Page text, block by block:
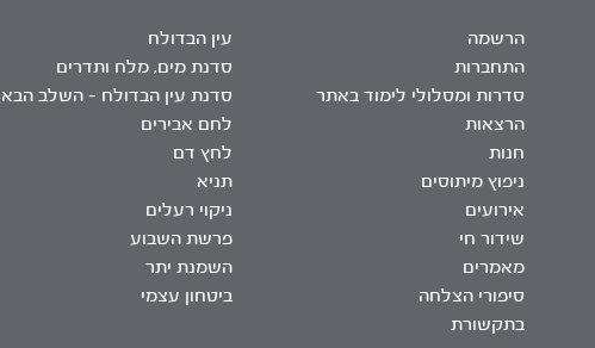
הרשמה
התחברות
סדרות ומסלולי לימוד באתר
הרצאות
חנות
ניפוץ מיתוסים
אירועים
שידור חי
מאמרים
סיפורי הצלחה
בתקשורת
עין הבדולח
סדנת מים, מלח ותדרים
סדנת עין הבדולח – השלב הבא
לחם אבירים
לחץ דם
תניא
ניקוי רעלים
פרשת השבוע
השמנת יתר
ביטחון עצמי